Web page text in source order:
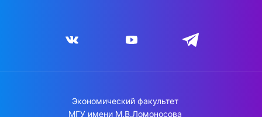
Экономический факультет
МГУ имени М.В.Ломоносова